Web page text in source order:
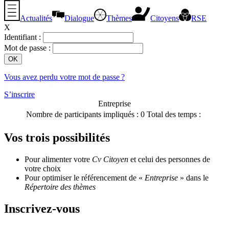
Actualités Dialogue Thèmes Citoyens
RSE
X
Identifiant :
Mot de passe :
Vous avez perdu votre mot de passe ?
S’inscrire
Entreprise
Nombre de participants impliqués : 0 Total des temps :
Vos trois possibilités
Pour alimenter votre Cv Citoyen et celui des personnes de
votre choix
Pour optimiser le référencement de « Entreprise » dans le
Répertoire des thèmes
Inscrivez-vous